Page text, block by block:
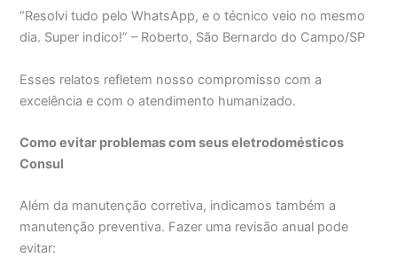
“Resolvi tudo pelo WhatsApp, e o técnico veio no mesmo
dia. Super indico!” – Roberto, São Bernardo do Campo/SP
Esses relatos refletem nosso compromisso com a
excelência e com o atendimento humanizado.
Como evitar problemas com seus eletrodomésticos
Consul
Além da manutenção corretiva, indicamos também a
manutenção preventiva. Fazer uma revisão anual pode
evitar: